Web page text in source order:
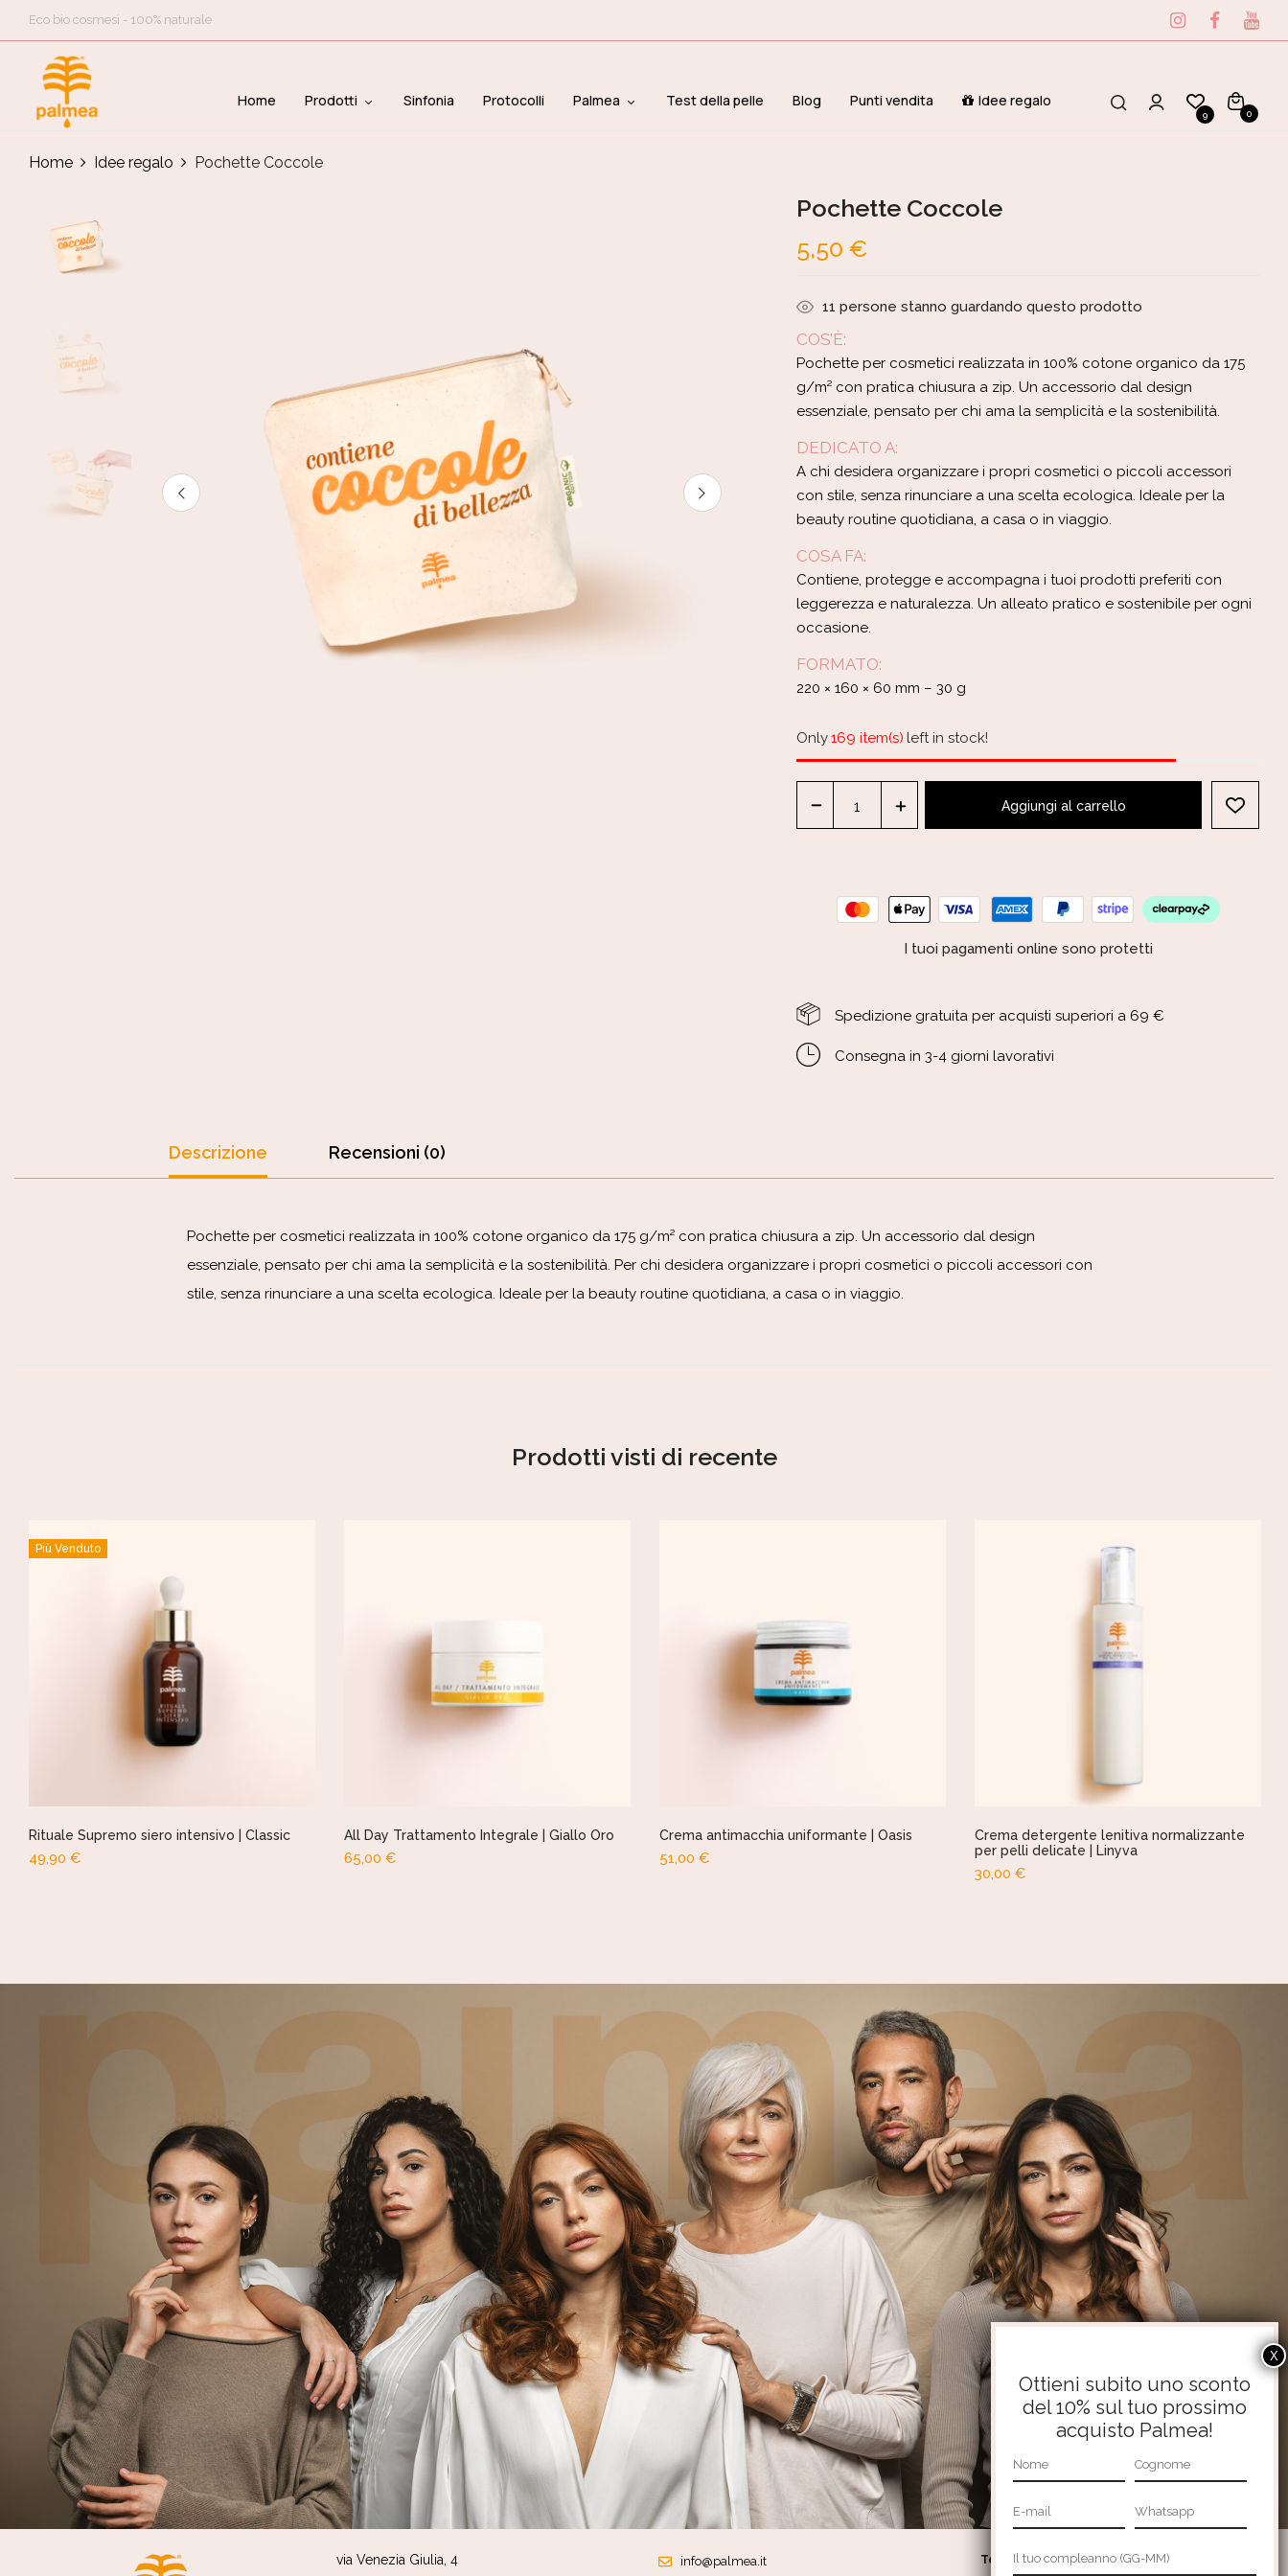
Eco bio cosmesi - 100% naturale
Home Prodotti Sinfonia Protocolli Palmea Test della pelle Blog Punti vendita Idee regalo
9 0
Home Idee regalo Pochette Coccole
Pochette Coccole
5,50€
11 persone stanno guardando questo prodotto
COS’È:
Pochette per cosmetici realizzata in 100% cotone organico da 175
g/m² con pratica chiusura a zip. Un accessorio dal design
essenziale, pensato per chi ama la semplicità e la sostenibilità.
DEDICATO A:
A chi desidera organizzare i propri cosmetici o piccoli accessori
con stile, senza rinunciare a una scelta ecologica. Ideale per la
beauty routine quotidiana, a casa o in viaggio.
COSA FA:
Contiene, protegge e accompagna i tuoi prodotti preferiti con
leggerezza e naturalezza. Un alleato pratico e sostenibile per ogni
occasione.
FORMATO:
220 × 160 × 60 mm – 30 g
Only169 item(s) left in stock!
Aggiungi al carrello
I tuoi pagamenti online sono protetti
Spedizione gratuita per acquisti superiori a 69 €
Consegna in 3-4 giorni lavorativi
Descrizione Recensioni (0)
Pochette per cosmetici realizzata in 100% cotone organico da 175 g/m² con pratica chiusura a zip. Un accessorio dal design
essenziale, pensato per chi ama la semplicità e la sostenibilità. Per chi desidera organizzare i propri cosmetici o piccoli accessori con
stile, senza rinunciare a una scelta ecologica. Ideale per la beauty routine quotidiana, a casa o in viaggio.
Prodotti visti di recente
Più Venduto
Rituale Supremo siero intensivo | Classic
49,90 €
All Day Trattamento Integrale | Giallo Oro
65,00 €
Crema antimacchia uniformante | Oasis
51,00 €
Crema detergente lenitiva normalizzante
per pelli delicate | Linyva
30,00 €
via Venezia Giulia, 4
info@palmea.it
Termini e condizioni
Ottieni subito uno sconto
del 10% sul tuo prossimo
acquisto Palmea!